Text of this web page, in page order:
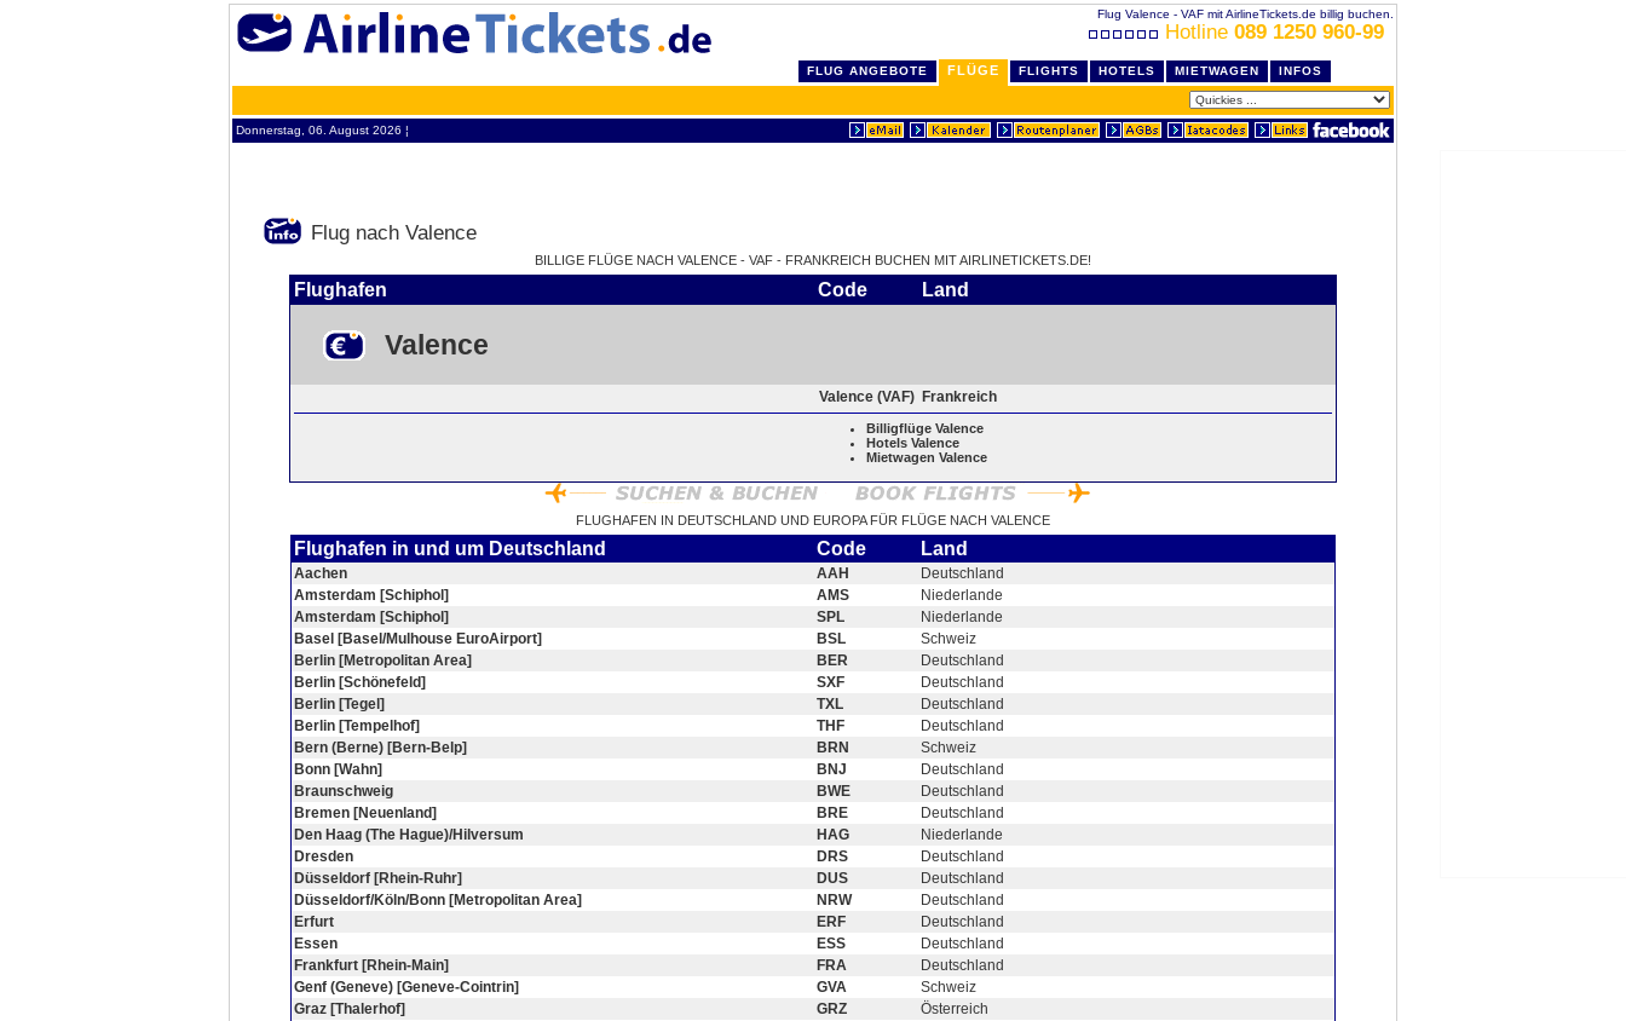
Flug Valence - VAF mit AirlineTickets.de billig buchen.
Hotline 089 1250 960-99
FLUG ANGEBOTE FLÜGE FLIGHTS HOTELS MIETWAGEN INFOS
Donnerstag, 06. August 2026 ¦
Flug nach Valence
BILLIGE FLÜGE NACH VALENCE - VAF - FRANKREICH BUCHEN MIT AIRLINETICKETS.DE!
Flughafen Code Land
Valence
Valence (VAF) Frankreich
Billigflüge Valence
Hotels Valence
Mietwagen Valence
FLUGHAFEN IN DEUTSCHLAND UND EUROPA FÜR FLÜGE NACH VALENCE
Flughafen in und um Deutschland Code Land
Aachen AAH
Deutschland
Amsterdam [Schiphol]
AMS
Niederlande
Amsterdam [Schiphol]
SPL
Niederlande
Basel [Basel/Mulhouse EuroAirport]
BSL
Schweiz
Berlin [Metropolitan Area]
BER
Deutschland
Berlin [Schönefeld]
SXF
Deutschland
Berlin [Tegel]
TXL
Deutschland
Berlin [Tempelhof]
THF
Deutschland
Bern (Berne) [Bern-Belp]
BRN
Schweiz
Bonn [Wahn]
BNJ
Deutschland
Braunschweig
BWE
Deutschland
Bremen [Neuenland]
BRE
Deutschland
Den Haag (The Hague)/Hilversum
HAG
Niederlande
Dresden
DRS
Deutschland
Düsseldorf [Rhein-Ruhr]
DUS
Deutschland
Düsseldorf/Köln/Bonn [Metropolitan Area]
NRW
Deutschland
Erfurt
ERF
Deutschland
Essen
ESS
Deutschland
Frankfurt [Rhein-Main]
FRA
Deutschland
Genf (Geneve) [Geneve-Cointrin]
GVA
Schweiz
Graz [Thalerhof]
GRZ
Österreich